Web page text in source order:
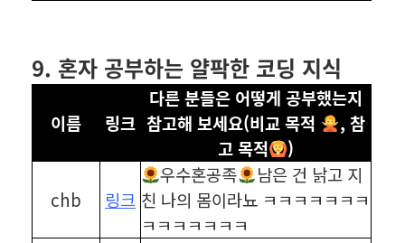
9. 혼자 공부하는 얄팍한 코딩 지식
이름 링크
다른 분들은 어떻게 공부했는지
참고해 보세요(비교 목적
, 참
고 목적
)
chb 링크
우수혼공족
남은 건 낡고 지
친 나의 몸이라뇨 ㅋㅋㅋㅋㅋㅋㅋ
ㅋㅋㅋㅋㅋㅋㅋ